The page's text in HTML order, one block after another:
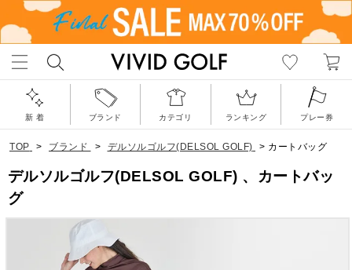
新 着 ブランド カテゴリ ランキング プレー券
TOP > ブランド > デルソルゴルフ(DELSOL GOLF) > カートバッグ
デルソルゴルフ(DELSOL GOLF) 、カートバッ
グ